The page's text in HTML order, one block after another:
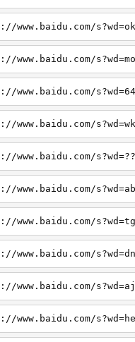
www.baidu.com/
www.baidu.com/s?wd=mo
www.baidu.com/s?wd=64
www.baidu.com/s?wd=wk
www.baidu.com/s?wd=??
www.baidu.com/s?wd=ab
www.baidu.com/s?wd=tg
www.baidu.com/s?wd=dn
www.baidu.com/s?wd=aj
www.baidu.com/